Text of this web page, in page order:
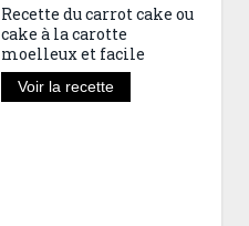
Recette du carrot cake ou
cake à la carotte
moelleux et facile
Voir la recette